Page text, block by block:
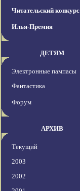
Читательский конкурс
Илья-Премия
ДЕТЯМ
Электронные пампасы
Фантастика
Форум
АРХИВ
Текущий
2003
2002